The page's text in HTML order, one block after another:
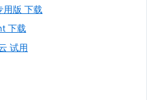
用版 下载
下载
试用